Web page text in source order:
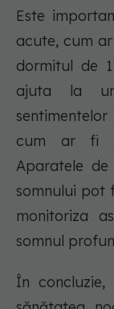
Este
acute, cum
dormitul de
ajuta la
cum ar fi
Aparatele
somnului pot
monitoriza
somnul
În